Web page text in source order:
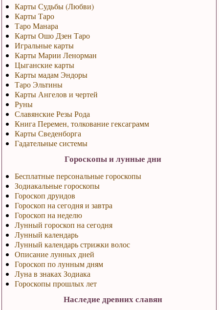
Карты Судьбы (Любви)
Карты Таро
Таро Манара
Карты Ошо Дзен Таро
Игральные карты
Карты Марии Ленорман
Цыганские карты
Карты мадам Эндоры
Таро Эльтины
Карты Ангелов и чертей
Руны
Славянские Резы Рода
Книга Перемен, толкование гексаграмм
Карты Сведенборга
Гадательные системы
Гороскопы и лунные дни
Бесплатные персональные гороскопы
Зодиакальные гороскопы
Гороскоп друидов
Гороскоп на сегодня и завтра
Гороскоп на неделю
Лунный гороскоп на сегодня
Лунный календарь
Лунный календарь стрижки волос
Описание лунных дней
Гороскоп по лунным дням
Луна в знаках Зодиака
Гороскопы прошлых лет
Наследие древних славян